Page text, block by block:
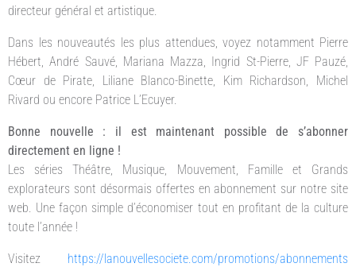
directeur général et artistique.
Dans les nouveautés les plus attendues, voyez notamment Pierre
Hébert, André Sauvé, Mariana Mazza, Ingrid St-Pierre, JF Pauzé,
Cœur de Pirate, Liliane Blanco-Binette, Kim Richardson, Michel
Rivard ou encore Patrice L’Ecuyer.
Bonne nouvelle : il est maintenant possible de s’abonner
directement en ligne !
Les séries Théâtre, Musique, Mouvement, Famille et Grands
explorateurs sont désormais offertes en abonnement sur notre site
web. Une façon simple d’économiser tout en profitant de la culture
toute l’année !
Visitez https://lanouvellesociete.com/promotions/abonnements